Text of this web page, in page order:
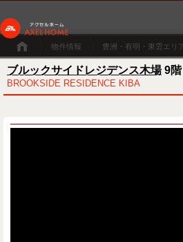
物件情報 豊洲・有明・東雲エリ
ブルックサイドレジデンス木場9階
BROOKSIDE RESIDENCE KIBA